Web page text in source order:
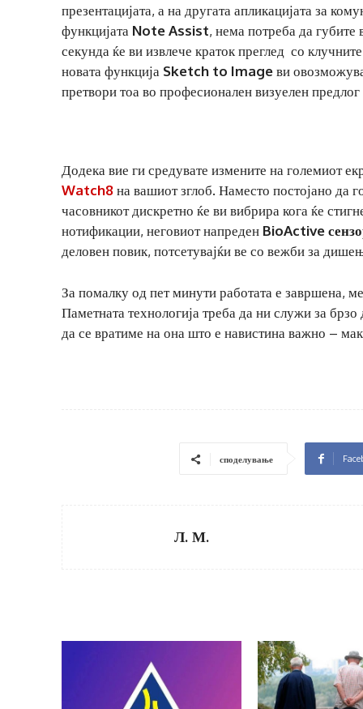
презентацијата, а на другата апликацијата за
функцијата Note Assist, нема потреба да
секунда ќе ви извлече краток преглед со
новата функција Sketch to Imageви
претвори тоа во професионален визуелен
Додека вие ги средувате измените на големиот
Watch8на вашиот зглоб. Наместо постојано да
часовникот дискретно ќе ви вибрира кога ќе
нотификации, неговиот напреден BioActive
деловен повик, потсетувајќи ве со вежби за
За помалку од пет минути работата е завршена,
Паметната технологија треба да ни служи за
да се вратиме на она што е навистина важно –
споделување
Л. М.